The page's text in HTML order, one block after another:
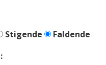
Stigende
Faldende